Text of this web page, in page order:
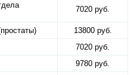
7020 руб.
13800 руб.
7020 руб.
9780 руб.